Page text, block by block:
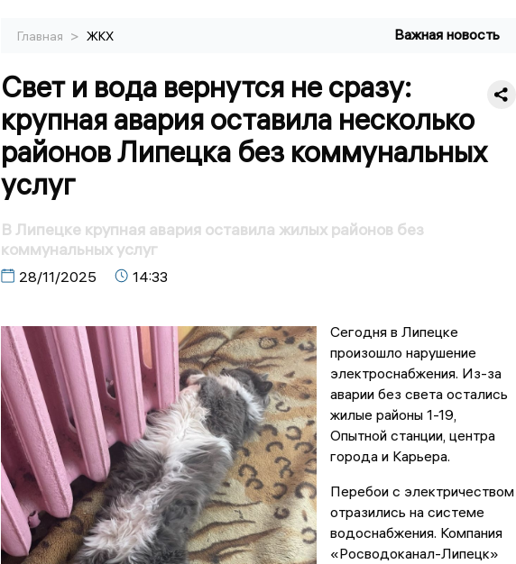
Главная > ЖКХ Важная новость
Свет и вода вернутся не сразу:
крупная авария оставила несколько
районов Липецка без коммунальных
услуг
В Липецке крупная авария оставила жилых районов без
коммунальных услуг
28/11/2025 14:33
Сегодня в Липецке
произошло нарушение
электроснабжения. Из-за
аварии без света остались
жилые районы 1-19,
Опытной станции, центра
города и Карьера.
Перебои с электричеством
отразились на системе
водоснабжения. Компания
«Росводоканал-Липецк»